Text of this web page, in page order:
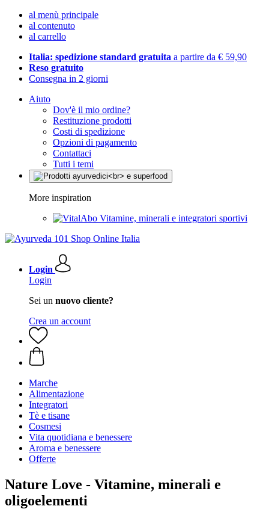
al menù principale
al contenuto
al carrello
Italia: spedizione standard gratuita a partire da € 59,90
Reso gratuito
Consegna in 2 giorni
Aiuto
Dov'è il mio ordine?
Restituzione prodotti
Costi di spedizione
Opzioni di pagamento
Contattaci
Tutti i temi
More inspiration
Vitamine, minerali e integratori sportivi
Login
Login
Sei un nuovo cliente?
Crea un account
Marche
Alimentazione
Integratori
Tè e tisane
Cosmesi
Vita quotidiana e benessere
Aroma e benessere
Offerte
Nature Love - Vitamine, minerali e
oligoelementi